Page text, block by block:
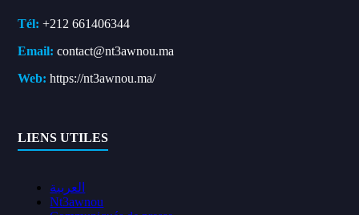
Tél: +212 661406344
Email: contact@nt3awnou.ma
Web: https://nt3awnou.ma/
LIENS UTILES
العربية
Nt3awnou